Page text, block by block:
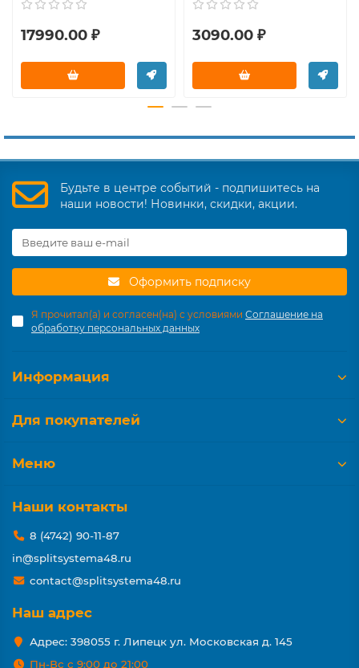
17990.00 ₽ 3090.00 ₽
Будьте в центре событий - подпишитесь на
наши новости! Новинки, скидки, акции.
Оформить подписку
Я прочитал(а) и согласен(на) с условиями Соглашение на
обработку персональных данных
Информация
Для покупателей
Меню
Наши контакты
8 (4742) 90-11-87
in@splitsystema48.ru
contact@splitsystema48.ru
Наш адрес
Адрес: 398055 г. Липецк ул. Московская д. 145
Пн-Вс с 9:00 до 21:00